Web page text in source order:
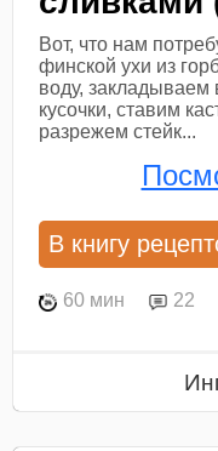
Вот, что нам
финской ухи из
воду, закладываем
кусочки, ставим
разрежем стейк...
В книгу
60 мин 22